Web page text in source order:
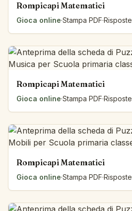
Rompicapi Matematici
Gioca online·Stampa PDF·Risposte
Rompicapi Matematici
Gioca online·Stampa PDF·Risposte
Rompicapi Matematici
Gioca online·Stampa PDF·Risposte